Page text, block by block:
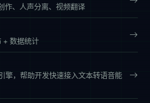
作、人声分离、视频翻译
+ 数据统计
擎，帮助开发快速接入文本转语音能